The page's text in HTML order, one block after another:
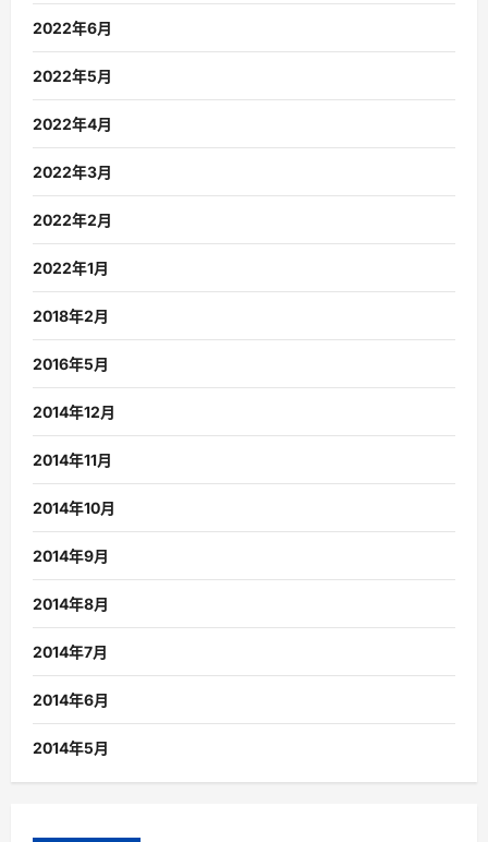
2022年6月
2022年5月
2022年4月
2022年3月
2022年2月
2022年1月
2018年2月
2016年5月
2014年12月
2014年11月
2014年10月
2014年9月
2014年8月
2014年7月
2014年6月
2014年5月